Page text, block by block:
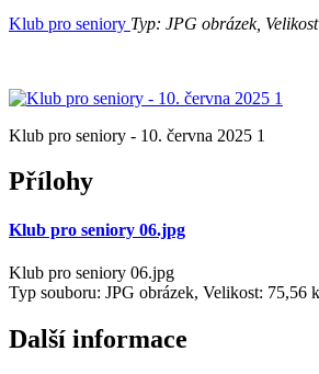
Klub pro seniory Typ: JPG obrázek,
Klub pro seniory - 10. června 2025 1
Přílohy
Klub pro seniory 06.jpg
Klub pro seniory 06.jpg
Typ souboru: JPG obrázek, Velikost: 75,56
Další informace